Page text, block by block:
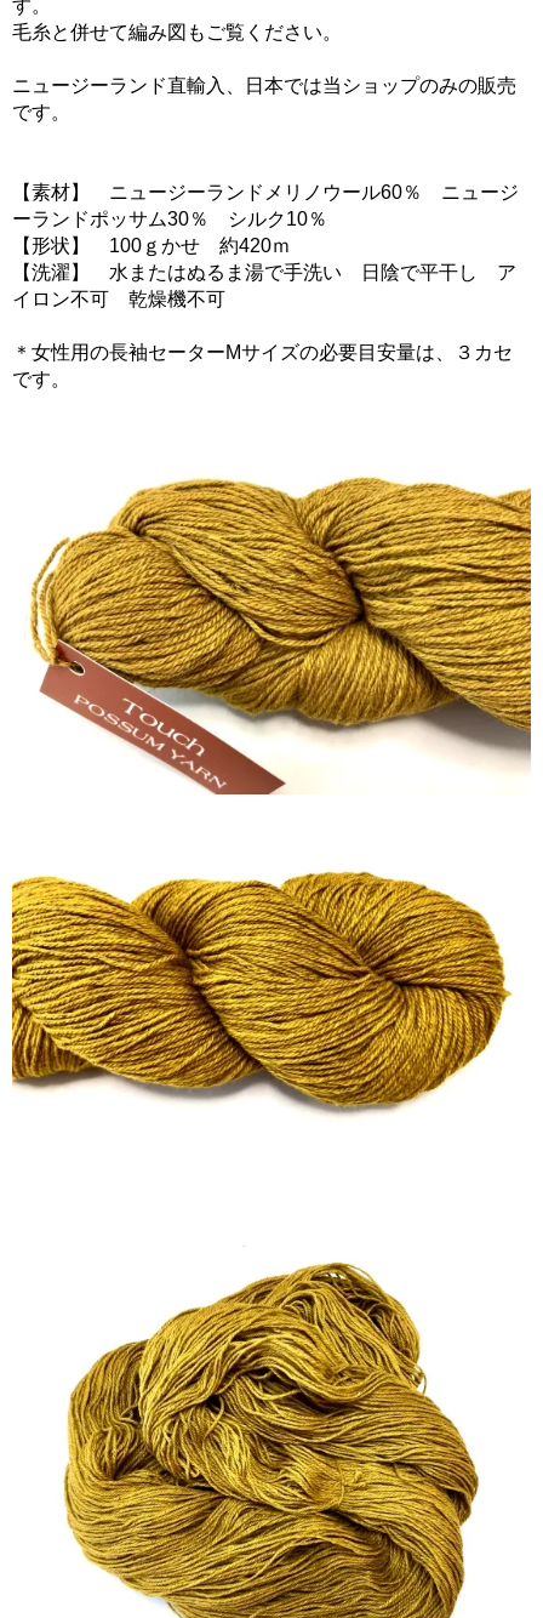
す。
毛糸と併せて編み図もご覧ください。
ニュージーランド直輸入、日本では当ショップのみの販売
です。
【素材】 ニュージーランドメリノウール60％ ニュージ
ーランドポッサム30％ シルク10％
【形状】 100ｇかせ 約420ｍ
【洗濯】 水またはぬるま湯で手洗い 日陰で平干し ア
イロン不可 乾燥機不可
＊女性用の長袖セーターMサイズの必要目安量は、３カセ
です。